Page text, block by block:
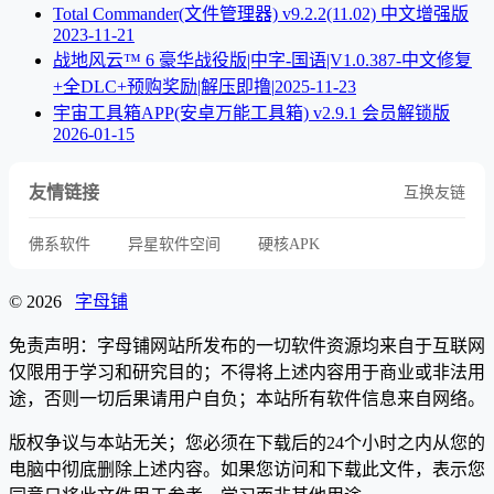
Total Commander(文件管理器) v9.2.2(11.02) 中文增强版
2023-11-21
战地风云™ 6 豪华战役版|中字-国语|V1.0.387-中文修复
+全DLC+预购奖励|解压即撸|2025-11-23
宇宙工具箱APP(安卓万能工具箱) v2.9.1 会员解锁版
2026-01-15
友情链接 互换友链
佛系软件 异星软件空间 硬核APK
© 2026 字母铺
免责声明：字母铺网站所发布的一切软件资源均来自于互联网
仅限用于学习和研究目的；不得将上述内容用于商业或非法用
途，否则一切后果请用户自负；本站所有软件信息来自网络。
版权争议与本站无关；您必须在下载后的24个小时之内从您的
电脑中彻底删除上述内容。如果您访问和下载此文件，表示您